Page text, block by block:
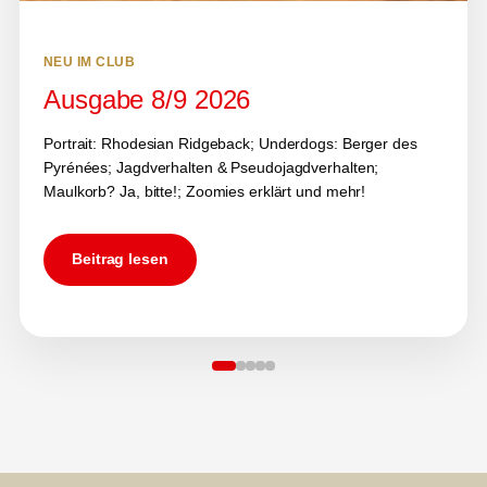
NEU IM CLUB
Ausgabe 8/9 2026
Portrait: Rhodesian Ridgeback; Underdogs: Berger des
Pyrénées; Jagdverhalten & Pseudojagdverhalten;
Maulkorb? Ja, bitte!; Zoomies erklärt und mehr!
Beitrag lesen